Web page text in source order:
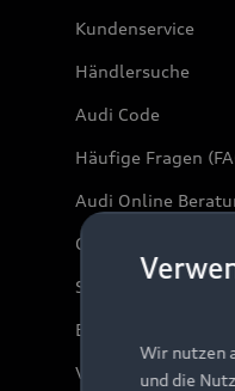
Wir nutzen
und die
Kundenservice
Händlersuche
Audi Code
Häufige Fragen
Audi Online
Online-
Servicekontakt
Bordbuch &
Verträge kündigen